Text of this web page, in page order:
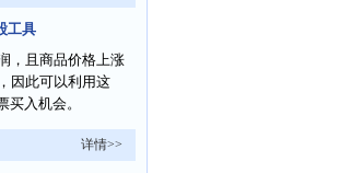
工具
，且商品价格上涨
因此可以利用这
买入机会。
详情>>